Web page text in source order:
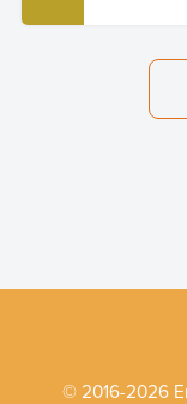
© 2016-2026